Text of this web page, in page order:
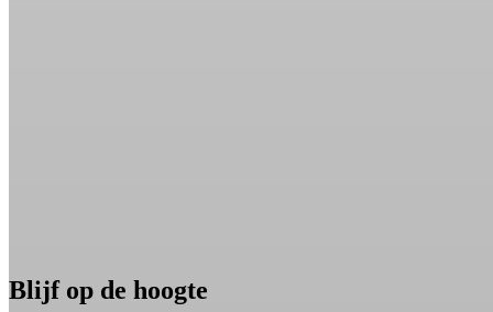
Blijf op de hoogte